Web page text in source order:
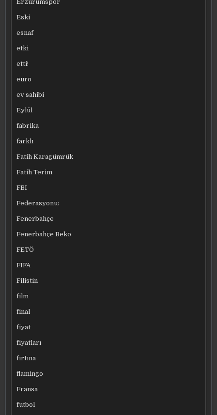
Erzurumspor
Eski
esnaf
etki
etti!
euro
ev sahibi
Eylül
fabrika
farklı
Fatih Karagümrük
Fatih Terim
FBI
Federasyonu:
Fenerbahçe
Fenerbahçe Beko
FETÖ
FIFA
Filistin
film
final
fiyat
fiyatları
fırtına
flamingo
Fransa
futbol